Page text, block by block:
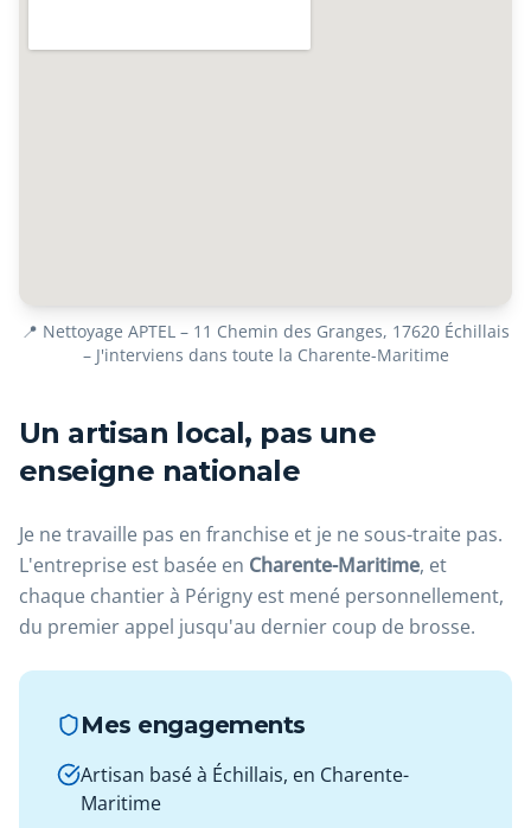
📍 Nettoyage APTEL – 11 Chemin des Granges, 17620 Échillais
– J'interviens dans toute la Charente-Maritime
Un artisan local, pas une
enseigne nationale
Je ne travaille pas en franchise et je ne sous-traite pas.
L'entreprise est basée en Charente-Maritime, et
chaque chantier à Périgny est mené personnellement,
du premier appel jusqu'au dernier coup de brosse.
Mes engagements
Artisan basé à Échillais, en Charente-
Maritime